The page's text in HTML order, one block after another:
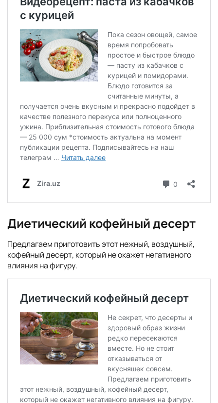
Диетический кофейный десерт
Предлагаем приготовить этот нежный, воздушный,
кофейный десерт, который не окажет негативного
влияния на фигуру.